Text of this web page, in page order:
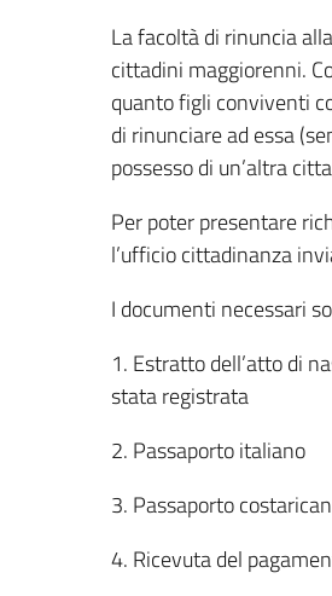
La facoltà di rinuncia
cittadini maggiorenni.
quanto figli conviventi
di rinunciare ad essa
possesso di un’altra
Per poter presentare
l’ufficio cittadinanza
I documenti necessari
1. Estratto dell’atto di
stata registrata
2. Passaporto italiano
3. Passaporto
4. Ricevuta del